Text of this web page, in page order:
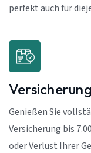
perfekt auch für
Genießen Sie
Versicherung bis
oder Verlust Ihrer